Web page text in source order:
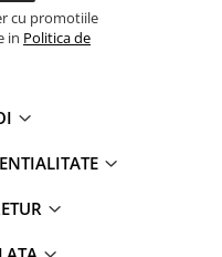
cu promotiile
in Politica de